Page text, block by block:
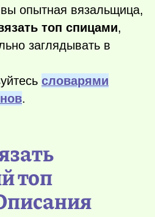
опытная вязальщица,
топ спицами,
заглядывать в
словарями
.
топ